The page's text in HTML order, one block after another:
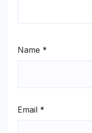
Name *
Email *